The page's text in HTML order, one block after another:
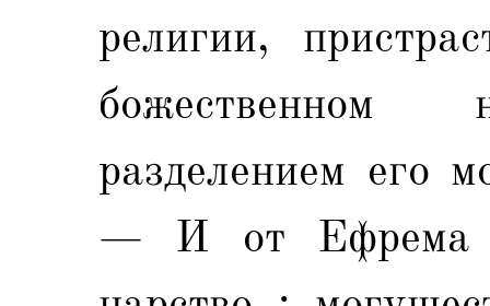
религии,
божественном
разделением его
— И от Ефрема